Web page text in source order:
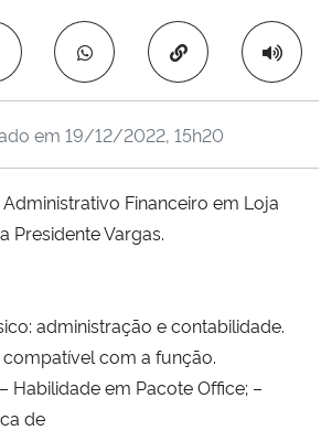
Inovações e Comunicações
Regional
Copiar para área
em 19/12/2022, 15h20
Financeiro em Loja
Presidente Vargas.
administração e contabilidade.
compatível com a função.
Habilidade em Pacote Office; –
de